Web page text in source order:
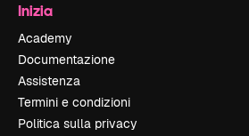
Inizia
Academy
Documentazione
Assistenza
Termini e condizioni
Politica sulla privacy